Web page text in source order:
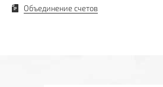
Объединение счетов